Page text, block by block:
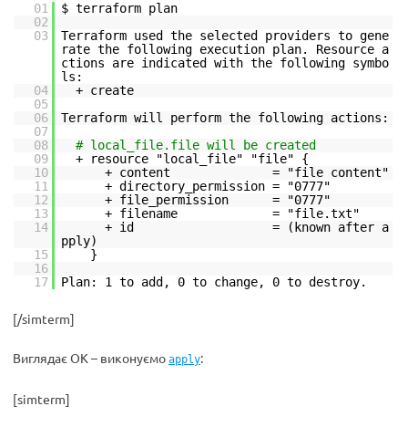
01
$ terraform plan
02
03
Terraform used the selected providers to gene
rate the following execution plan. Resource a
ctions are indicated with the following symbo
ls:
04
+ create
05
06
Terraform will perform the following actions:
07
08
# local_file.file will be created
09
+ resource "local_file" "file" {
10
+ content = "file content"
11
+ directory_permission = "0777"
12
+ file_permission = "0777"
13
+ filename = "file.txt"
14
+ id = (known after a
pply)
15
}
16
17
Plan: 1 to add, 0 to change, 0 to destroy.
[/simterm]
Виглядає ОК – виконуємо apply:
[simterm]